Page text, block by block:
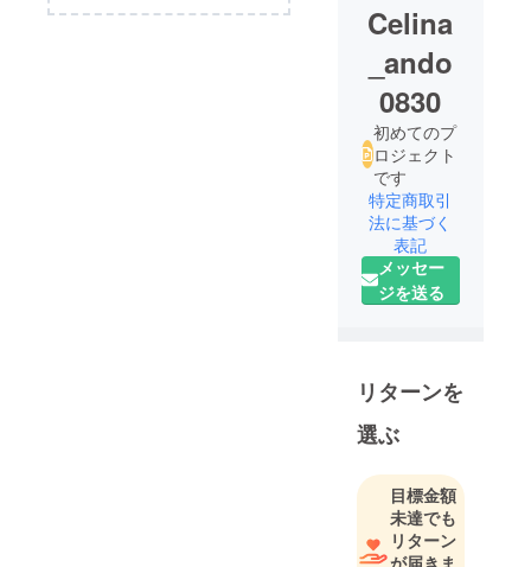
Celina
_ando
0830
初めてのプ
ロジェクト
です
特定商取引
法に基づく
表記
メッセー
ジを送る
リターンを
選ぶ
目標金額
未達でも
リターン
が届きま